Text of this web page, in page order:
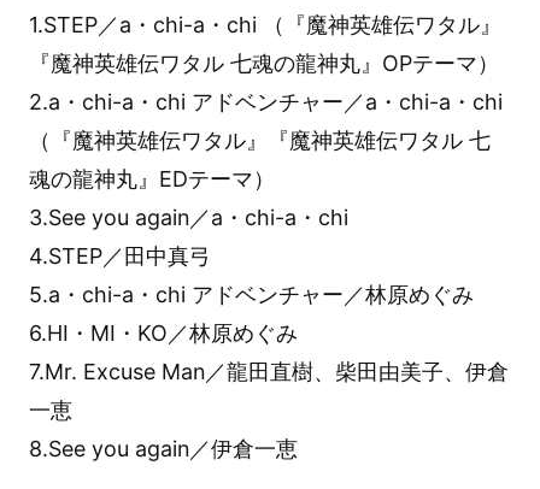
1.STEP／a・chi-a・chi （『魔神英雄伝ワタル』
『魔神英雄伝ワタル 七魂の龍神丸』OPテーマ）
2.a・chi-a・chi アドベンチャー／a・chi-a・chi
（『魔神英雄伝ワタル』『魔神英雄伝ワタル 七
魂の龍神丸』EDテーマ）
3.See you again／a・chi-a・chi
4.STEP／田中真弓
5.a・chi-a・chi アドベンチャー／林原めぐみ
6.HI・MI・KO／林原めぐみ
7.Mr. Excuse Man／龍田直樹、柴田由美子、伊倉
一恵
8.See you again／伊倉一恵